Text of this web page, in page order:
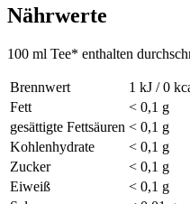
Nährwerte
100 ml Tee* enthalten
Brennwert
1 kJ / 0
Fett
< 0,1 g
gesättigte Fettsäuren < 0,1 g
Kohlenhydrate
< 0,1 g
Zucker
< 0,1 g
Eiweiß
< 0,1 g